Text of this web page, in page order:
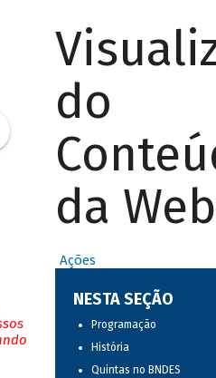
do
da Web
Ações
NESTA SEÇÃO
Programação
História
Quintas no BNDES